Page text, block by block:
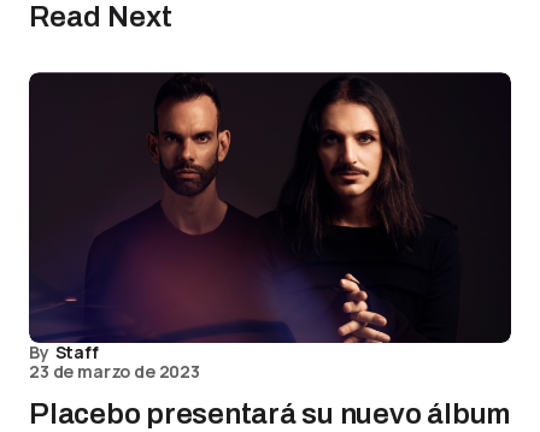
Read Next
By Staff
23 de marzo de 2023
Placebo presentará su nuevo álbum